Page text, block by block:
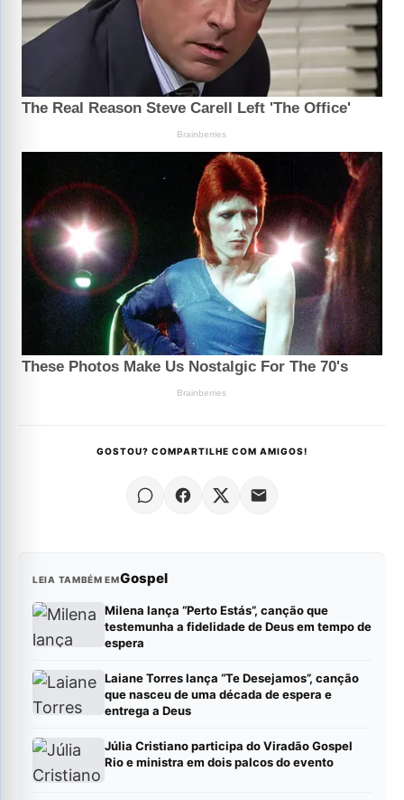
GOSTOU? COMPARTILHE COM AMIGOS!
LEIA TAMBÉM EMGospel
Milena lança “Perto Estás”, canção que
testemunha a fidelidade de Deus em tempo de
espera
Laiane Torres lança “Te Desejamos”, canção
que nasceu de uma década de espera e
entrega a Deus
Júlia Cristiano participa do Viradão Gospel
Rio e ministra em dois palcos do evento